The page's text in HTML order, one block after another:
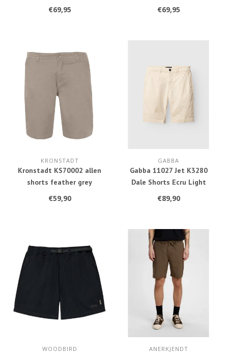
469 Sky Captain
€69,95
955 Feather Gray
€69,95
KRONSTADT
Kronstadt KS70002 allen
shorts feather grey
€59,90
GABBA
Gabba 11027 Jet K3280
Dale Shorts Ecru Light
€89,90
WOODBIRD ANERKJENDT